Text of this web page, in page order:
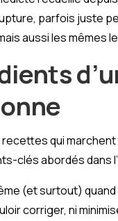
parfois juste
aussi les mêmes
qui marchent
clés abordés dans
(et surtout)
corriger, ni